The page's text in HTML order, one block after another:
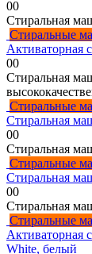
00
Стиральная
Стиральные
Активаторная
00
Стиральная
Стиральные
Стиральная
00
Стиральная
Стиральные
Стиральная
00
Стиральная
Стиральные
Активаторная
White, белый